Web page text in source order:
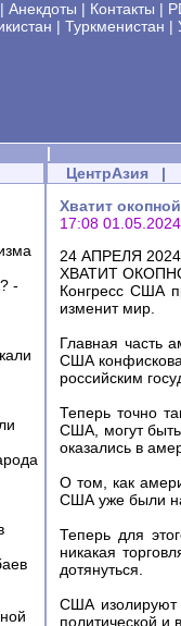
| Анекдоты | Контакты |
| Туркменистан |
|
-
ЦентрАзия |
Хватит
17:08 01.05.2024
24 АПРЕЛЯ 2024
ХВАТИТ
Конгресс США
изменит мир.
Главная часть
США
российским
Теперь точно
США, могут
оказались в
О том, как
США уже были
Теперь для
никакая
дотянуться.
США изолируют
политической и